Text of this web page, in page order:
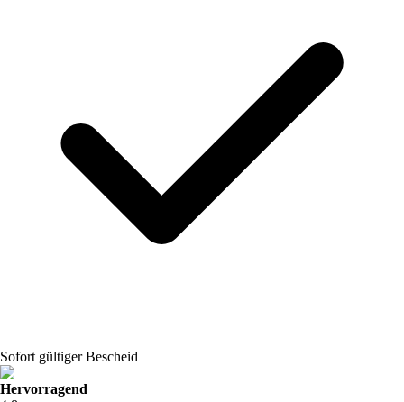
Sofort gültiger Bescheid
Hervorragend